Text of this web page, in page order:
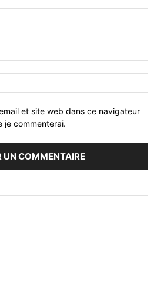
et site web dans ce navigateur
je commenterai.